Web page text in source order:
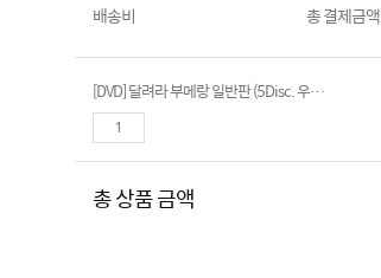
배송비
총 결제금
[DVD] 달려라 부메랑 일반판 (5Disc. 우리말더빙)
총 상품 금액